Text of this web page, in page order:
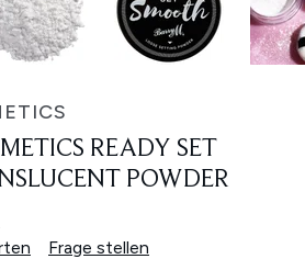
READY SET
POWDER
Frage stellen